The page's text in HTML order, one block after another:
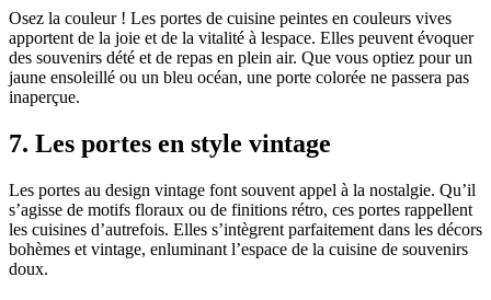
Osez la couleur ! Les portes de cuisine peintes en couleurs vives
apportent de la joie et de la vitalité à lespace. Elles peuvent évoquer
des souvenirs dété et de repas en plein air. Que vous optiez pour un
jaune ensoleillé ou un bleu océan, une porte colorée ne passera pas
inaperçue.
7. Les portes en style vintage
Les portes au design vintage font souvent appel à la nostalgie. Qu’il
s’agisse de motifs floraux ou de finitions rétro, ces portes rappellent
les cuisines d’autrefois. Elles s’intègrent parfaitement dans les décors
bohèmes et vintage, enluminant l’espace de la cuisine de souvenirs
doux.